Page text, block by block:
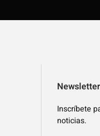
Newsletter
Inscríbete
noticias.